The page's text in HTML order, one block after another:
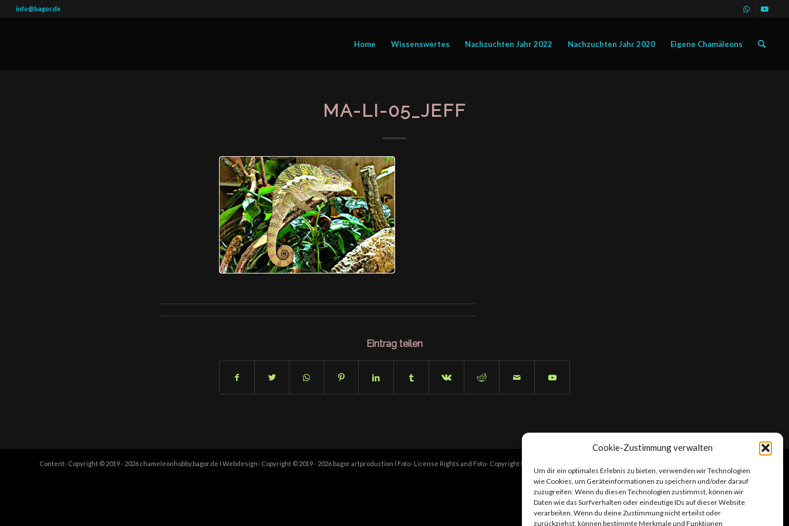
Cookie-Zustimmung verwalten
Um dir ein optimales Erlebnis zu bieten, verwenden wir Technologien
wie Cookies, um Geräteinformationen zu speichern und/oder darauf
zuzugreifen. Wenn du diesen Technologien zustimmst, können wir
Daten wie das Surfverhalten oder eindeutige IDs auf dieser Website
verarbeiten. Wenn du deine Zustimmung nicht erteilst oder
zurückziehst, können bestimmte Merkmale und Funktionen
info@bagor.de
Home Wissenswertes Nachzuchten Jahr 2022 Nachzuchten Jahr 2020 Eigene Chamäleons
MA-LI-05_JEFF
Eintrag teilen
Content- Copyright © 2019 - 2026 chameleonhobby.bagor.de I Webdesign- Copyright © 2019 - 2026 bagor artproduction I Foto- License Rights and Foto- Copyright © FOTO BAGOR